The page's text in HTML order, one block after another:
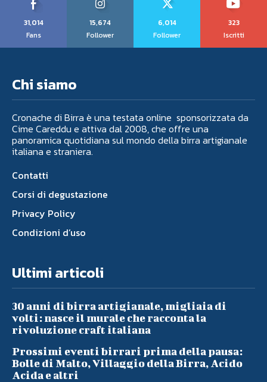
31,014
Fans
15,674
Follower
6,014
Follower
323
Iscritti
Chi siamo
Cronache di Birra è una testata online sponsorizzata da
Cime Careddu e attiva dal 2008, che offre una
panoramica quotidiana sul mondo della birra artigianale
italiana e straniera.
Contatti
Corsi di degustazione
Privacy Policy
Condizioni d’uso
Ultimi articoli
30 anni di birra artigianale, migliaia di
volti: nasce il murale che racconta la
rivoluzione craft italiana
Prossimi eventi birrari prima della pausa:
Bolle di Malto, Villaggio della Birra, Acido
Acida e altri